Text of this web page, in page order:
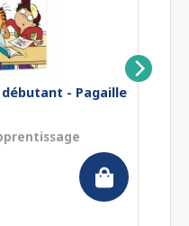
- Pagaille